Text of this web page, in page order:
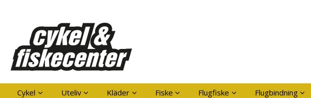
Cykel Uteliv Kläder Fiske Flugfiske Flugbindning